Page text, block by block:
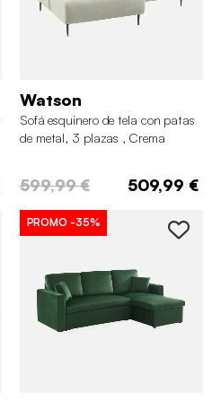
Watson
Sofá esquinero de tela con patas
de metal, 3 plazas , Crema
599,99 € 509,99 €
PROMO -35%